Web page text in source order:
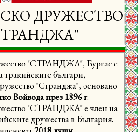
ДРУЖЕСТВО
"СТРАНДЖА", Бургас е
тракийските българи,
"Странджа", основано
Войвода през 1896 г.
"СТРАНДЖА" е член на
дружества в България.